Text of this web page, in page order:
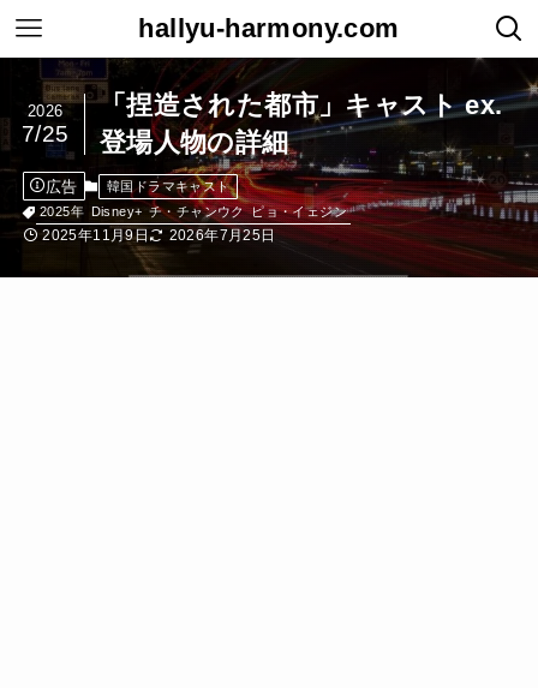
hallyu-harmony.com
「捏造された都市」キャスト ex.
登場人物の詳細
2026
7/25
広告
韓国ドラマキャスト
2025年
Disney+ チ・チャンウク ピョ・イェジン
2025年11月9日 2026年7月25日